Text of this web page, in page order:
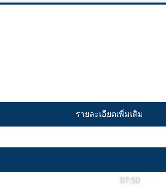
รายละเอียดเพิ่มเติม